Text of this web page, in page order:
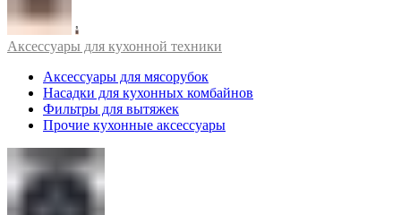
Аксессуары для кухонной техники
Аксессуары для мясорубок
Насадки для кухонных комбайнов
Фильтры для вытяжек
Прочие кухонные аксессуары